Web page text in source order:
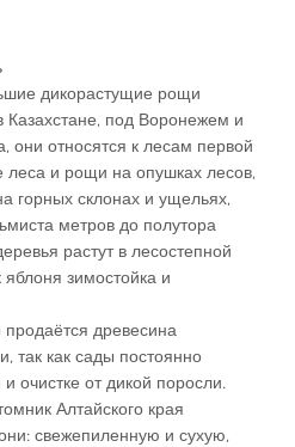
дикорастущие рощи
Казахстане, под Воронежем и
они относятся к лесам первой
леса и рощи на опушках лесов,
горных склонах и ущельях,
метров до полутора
растут в лесостепной
яблоня зимостойка и
древесина
так как сады постоянно
очистке от дикой поросли.
Алтайского края
свежепиленную и сухую,